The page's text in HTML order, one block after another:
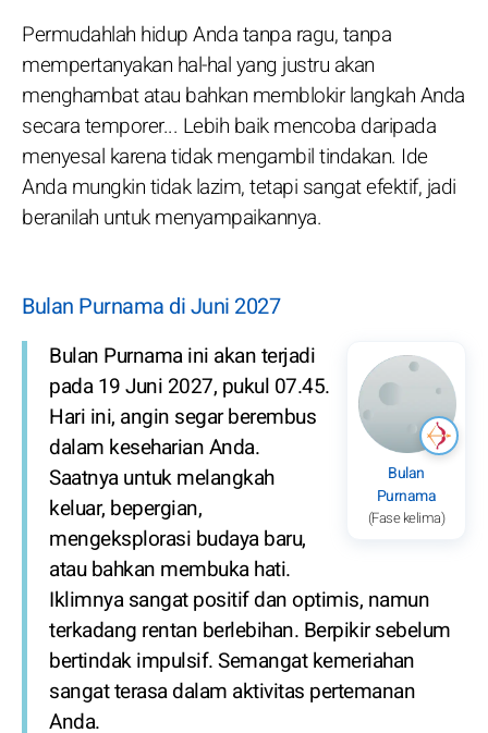
Permudahlah hidup Anda tanpa ragu, tanpa
mempertanyakan hal-hal yang justru akan
menghambat atau bahkan memblokir langkah Anda
secara temporer... Lebih baik mencoba daripada
menyesal karena tidak mengambil tindakan. Ide
Anda mungkin tidak lazim, tetapi sangat efektif, jadi
beranilah untuk menyampaikannya.
Bulan Purnama di Juni 2027
Bulan
Purnama
(Fase kelima)
Bulan Purnama ini akan terjadi
pada 19 Juni 2027, pukul 07.45.
Hari ini, angin segar berembus
dalam keseharian Anda.
Saatnya untuk melangkah
keluar, bepergian,
mengeksplorasi budaya baru,
atau bahkan membuka hati.
Iklimnya sangat positif dan optimis, namun
terkadang rentan berlebihan. Berpikir sebelum
bertindak impulsif. Semangat kemeriahan
sangat terasa dalam aktivitas pertemanan
Anda.